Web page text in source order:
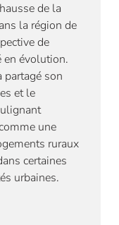
de la
la région de
de
en évolution.
partagé son
et le
une
ruraux
certaines
urbaines.